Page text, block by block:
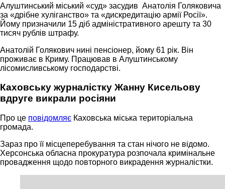
Алуштинський міський «суд» засудив Анатолія Голяковича
за «дрібне хуліганство» та «дискредитацію армії Росії».
Йому призначили 15 діб адміністративного арешту та 30
тисяч рублів штрафу.
Анатолій Голякович нині пенсіонер, йому 61 рік. Він
проживає в Криму. Працював в Алуштинському
лісомисливському господарстві.
Каховську журналістку Жанну Кисельову
вдруге викрали росіяни
Про це повідомляє Каховська міська територіальна
громада.
Зараз про її місцеперебування та стан нічого не відомо.
Херсонська обласна прокуратура розпочала кримінальне
провадження щодо повторного викрадення журналістки.